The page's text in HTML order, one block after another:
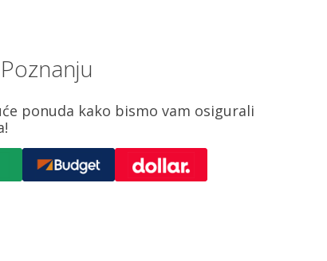
ponuda kako bismo vam osigurali